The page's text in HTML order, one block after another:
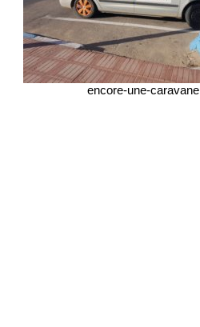
encore-une-caravane